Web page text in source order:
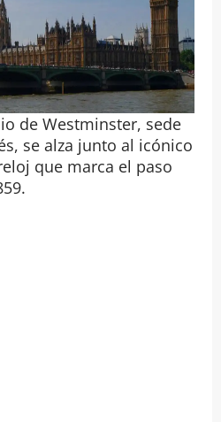
de Westminster, sede
se alza junto al icónico
que marca el paso